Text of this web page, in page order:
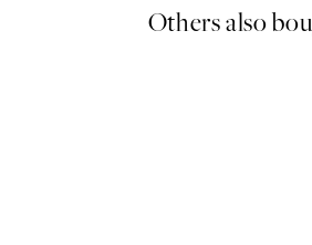
Others also